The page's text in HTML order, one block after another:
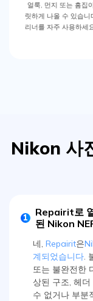
사진을 외장 드라이브
에 복사하세요. SD 카
Nikon 사
1
Repairit로
된 Nikon
네,Repairit은
계되었습니다 .
또는 불완전한
상된 구조, 헤
수 없거나 부분